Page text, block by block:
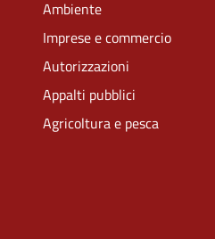
Ambiente
Imprese e commercio
Autorizzazioni
Appalti pubblici
Agricoltura e pesca